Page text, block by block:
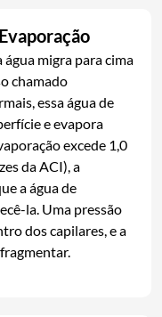
migra para cima
chamado
essa água de
e evapora
excede 1,0
da ACI), a
a água de
la. Uma pressão
dos capilares, e a